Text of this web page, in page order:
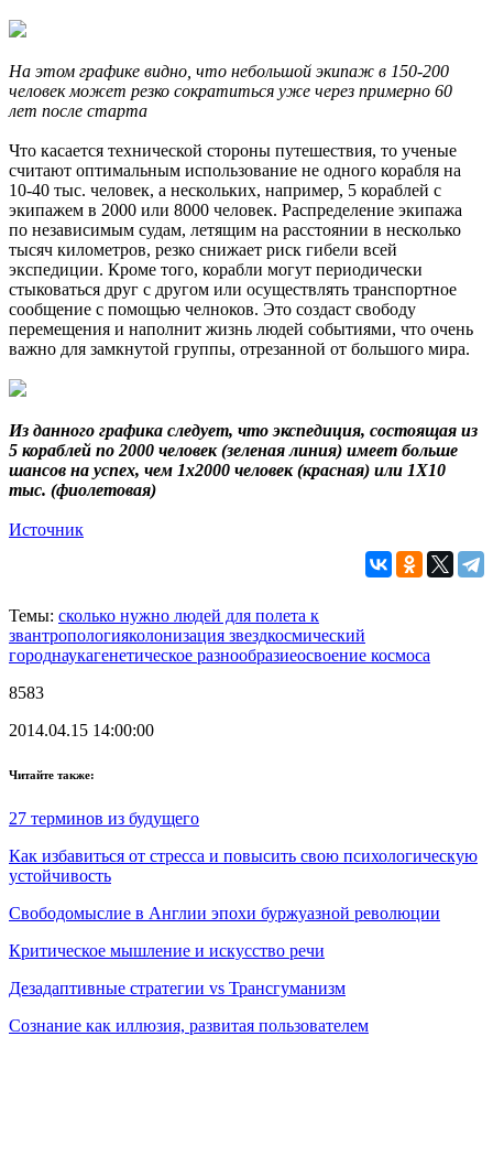
На этом графике видно, что небольшой экипаж в 150-200
человек может резко сократиться уже через примерно 60
лет после старта
Что касается технической стороны путешествия, то ученые
считают оптимальным использование не одного корабля на
10-40 тыс. человек, а нескольких, например, 5 кораблей с
экипажем в 2000 или 8000 человек. Распределение экипажа
по независимым судам, летящим на расстоянии в несколько
тысяч километров, резко снижает риск гибели всей
экспедиции. Кроме того, корабли могут периодически
стыковаться друг с другом или осуществлять транспортное
сообщение с помощью челноков. Это создаст свободу
перемещения и наполнит жизнь людей событиями, что очень
важно для замкнутой группы, отрезанной от большого мира.
Из данного графика следует, что экспедиция, состоящая из
5 кораблей по 2000 человек (зеленая линия) имеет больше
шансов на успех, чем 1х2000 человек (красная) или 1Х10
тыс. (фиолетовая)
Источник
Темы: сколько нужно людей для полета к
звантропологияколонизация звездкосмический
городнаукагенетическое разнообразиеосвоение космоса
8583
2014.04.15 14:00:00
Читайте также:
27 терминов из будущего
Как избавиться от стресса и повысить свою психологическую
устойчивость
Свободомыслие в Англии эпохи буржуазной революции
Критическое мышление и искусство речи
Дезадаптивные стратегии vs Трансгуманизм
Сознание как иллюзия, развитая пользователем